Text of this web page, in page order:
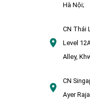
Hà Nội;
CN Thái
Level
Alley,
CN
Ayer